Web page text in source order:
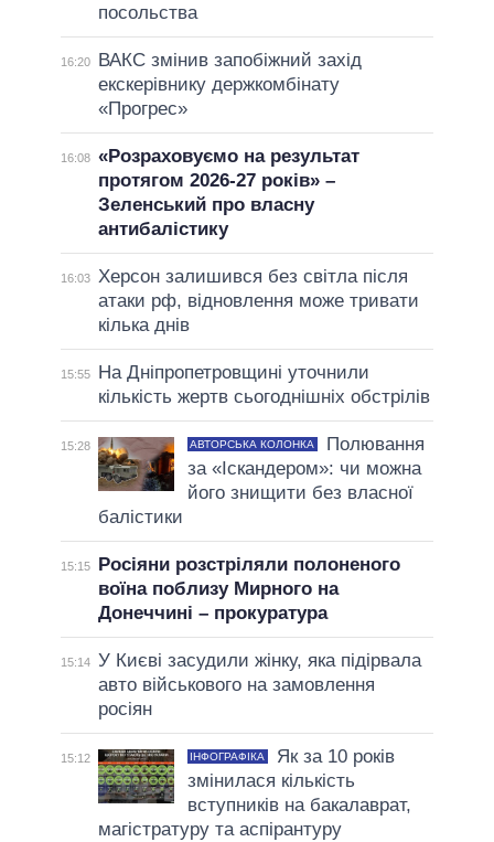
посольства
16:20
ВАКС змінив запобіжний захід
екскерівнику держкомбінату
«Прогрес»
16:08 «Розраховуємо на результат
протягом 2026-27 років» –
Зеленський про власну
антибалістику
16:03 Херсон залишився без світла після
атаки рф, відновлення може тривати
кілька днів
15:55
На Дніпропетровщині уточнили
кількість жертв сьогоднішніх обстрілів
15:28 АВТОРСЬКА КОЛОНКА
Полювання
за «Іскандером»: чи можна
його знищити без власної
балістики
15:15
Росіяни розстріляли полоненого
воїна поблизу Мирного на
Донеччині – прокуратура
15:14 У Києві засудили жінку, яка підірвала
авто військового на замовлення
росіян
15:12 ІНФОГРАФІКА
Як за 10 років
змінилася кількість
вступників на бакалаврат,
магістратуру та аспірантуру